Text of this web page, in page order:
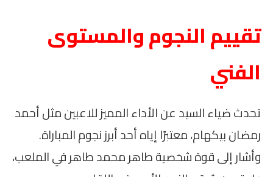
تقييم النجوم والمستوى
الفني
تحدث ضياء السيد عن الأداء المميز للاعبين مثل أحمد
رمضان بيكهام، معتبرًا إياه أحد أبرز نجوم المباراة.
وأشار إلى قوة شخصية طاهر محمد طاهر في الملعب،